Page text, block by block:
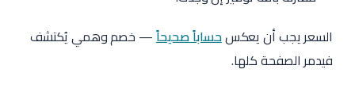
السعر يجب أن يعكسحساباً صحيحاً— خصم وهمي يُكتشف
فيدمر الصفحة كلها.